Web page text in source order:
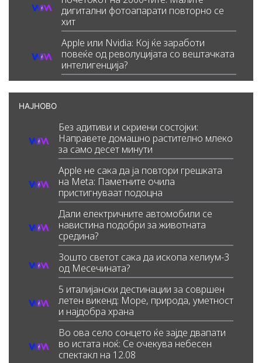
дигитални фотоапарати повторно се
хит
Apple или Nvidia: Кој ќе заработи
повеќе од револуцијата со вештачката
интелигенција?
НАЈНОВО
Без адитиви и скриени состојки:
Направете домашно растително млеко
за само десет минути
Apple не сака да ја повтори грешката
на Meta: Паметните очила
пристигнуваат подоцна
Дали електричните автомобили се
навистина подобри за животната
средина?
Зошто светот сака да ископа хелиум-3
од Месечината?
5 италијански дестинации за совршен
летен викенд: Море, природа, уметност
и најдобра храна
Во ова село сонцето ќе зајде двапати
во истата ноќ: Се очекува небесен
спектакл на 12.08